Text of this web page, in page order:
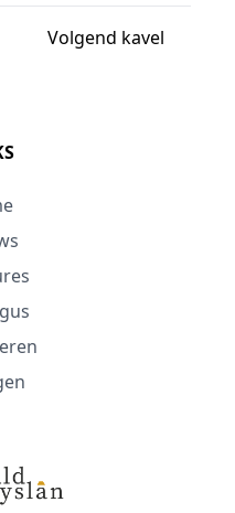
Volgend kavel